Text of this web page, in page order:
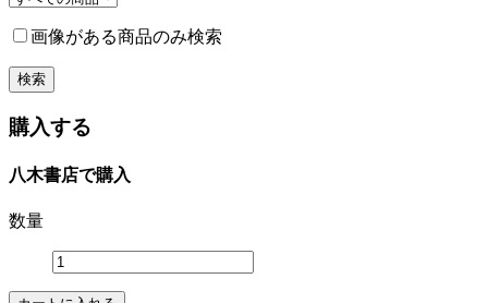
画像がある商品のみ検索
購入する
八木書店で購入
数量